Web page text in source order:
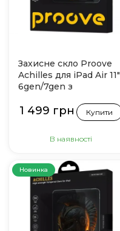
Захисне скло Proove
Achilles для iPad Air 11"
6gen/7gen з
1 499 грн Купити
В наявності
Новинка